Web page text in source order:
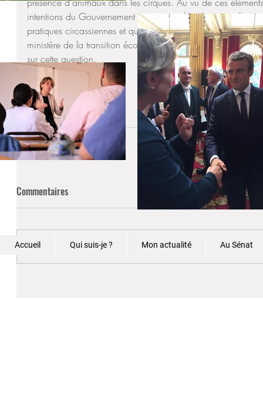
présence d'animaux dans les cirques. Au vu de ces
intentions du Gouvernement concernant l'exploitation
pratiques circassiennes et quelle collaboration serait
ministère de la transition écologique et solidaire ainsi
sur cette question.
Mots-clés :
Questions
Actualités
Assemblée Nationale
Condition animale
Commentaires
Rédigez un commentaire...
Accueil Qui suis-je ? Mon actualité Au Sénat